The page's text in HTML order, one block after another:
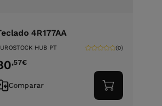
4R177AA
HUB PT (0)
,57€
Comparar
Adicionar
ao